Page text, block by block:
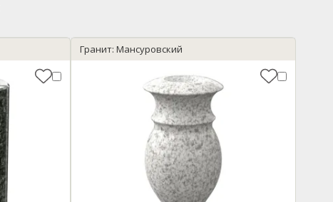
Гранит: Мансуровский